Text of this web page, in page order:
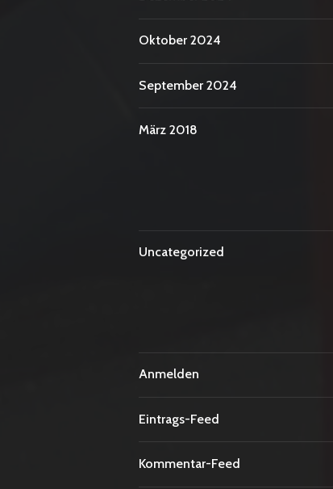
Oktober 2024
September 2024
März 2018
Uncategorized
Anmelden
Eintrags-Feed
Kommentar-Feed